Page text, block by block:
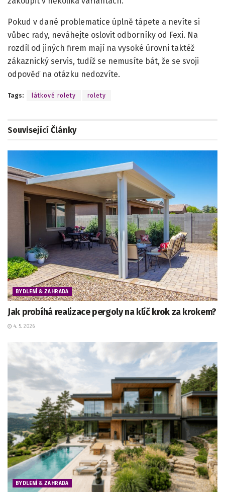
Pokud v dané problematice úplně tápete a nevíte si
vůbec rady, neváhejte oslovit odborníky od Fexi. Na
rozdíl od jiných firem mají na vysoké úrovni taktéž
zákaznický servis, tudíž se nemusíte bát, že se svoji
odpověď na otázku nedozvíte.
Tags: látkové rolety rolety
Související Články
BYDLENÍ & ZAHRADA
Jak probíhá realizace pergoly na klíč krok za krokem?
4. 5. 2026
BYDLENÍ & ZAHRADA